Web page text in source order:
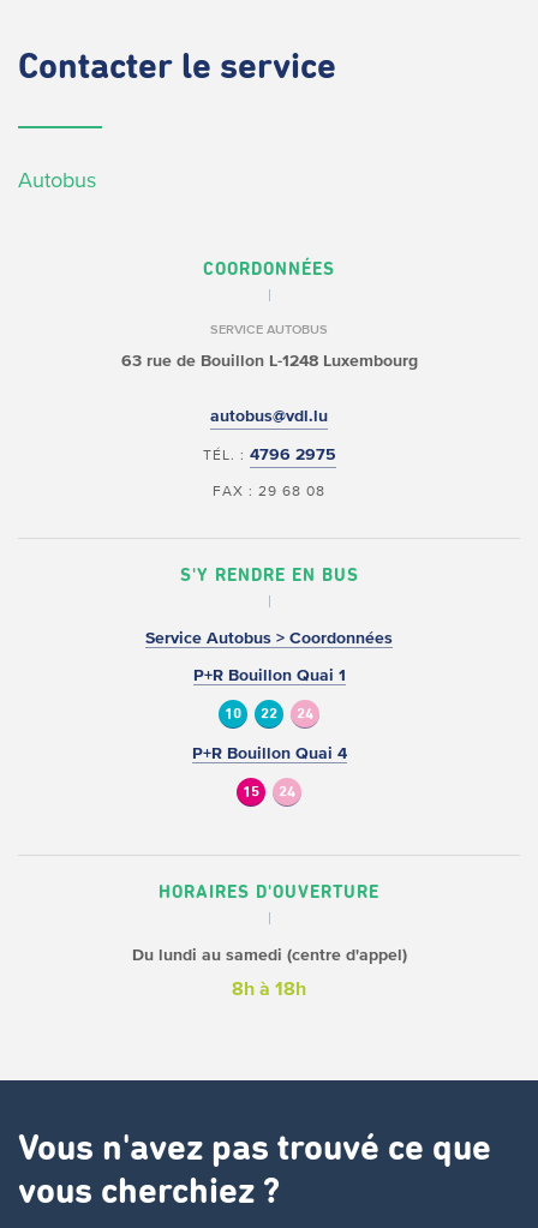
Contacter le service
Autobus
COORDONNÉES
SERVICE AUTOBUS
63 rue de BouillonL-1248 Luxembourg
autobus@vdl.lu
TÉL. : 4796 2975
FAX : 29 68 08
S'Y RENDRE EN BUS
Service Autobus > Coordonnées
P+R Bouillon Quai 1
10 22 24
P+R Bouillon Quai 4
15 24
HORAIRES D'OUVERTURE
Du lundi au samedi (centre d'appel)
8h à 18h
Vous n'avez pas trouvé ce que
vous cherchiez ?